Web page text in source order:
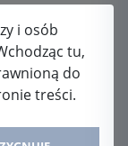
i osób
tu,
do
treści.